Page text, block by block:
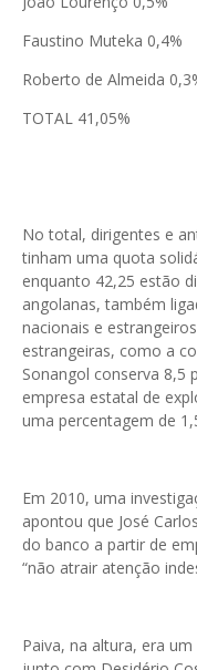
Faustino Muteka 0,4%
Roberto de Almeida
TOTAL 41,05%
No total, dirigentes e
tinham uma quota
enquanto 42,25 estão
angolanas, também
nacionais e
estrangeiras, como a
Sonangol conserva 8,5
empresa estatal de
uma percentagem de
Em 2010, uma
apontou que José
do banco a partir de
“não atrair atenção
Paiva, na altura, era